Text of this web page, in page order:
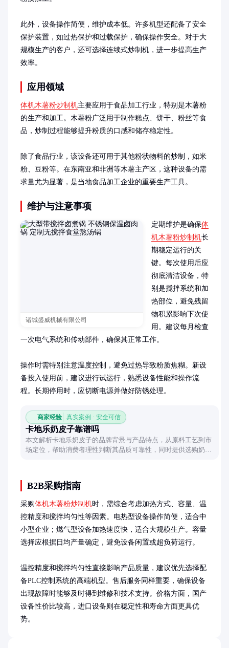
此外，设备操作简便，维护成本低。许多机型还配备了安全
保护装置，如过热保护和过载保护，确保操作安全。对于大
规模生产的客户，还可选择连续式炒制机，进一步提高生产
效率。
应用领域
体机木薯粉炒制机主要应用于食品加工行业，特别是木薯粉
的生产和加工。木薯粉广泛用于制作糕点、饼干、粉丝等食
品，炒制过程能够提升粉质的口感和储存稳定性。
除了食品行业，该设备还可用于其他粉状物料的炒制，如米
粉、豆粉等。在东南亚和非洲等木薯主产区，这种设备的需
求量尤为显著，是当地食品加工企业的重要生产工具。
维护与注意事项
诸城盛威机械有限公司
定期维护是确保体
机木薯粉炒制机长
期稳定运行的关
键。每次使用后应
彻底清洁设备，特
别是搅拌系统和加
热部位，避免残留
物积累影响下次使
用。建议每月检查
一次电气系统和传动部件，确保其正常工作。
操作时需特别注意温度控制，避免过热导致粉质焦糊。新设
备投入使用前，建议进行试运行，熟悉设备性能和操作流
程。长期停用时，应切断电源并做好防锈处理。
商家经验 真实案例 · 安全可信
卡地乐奶皮子靠谱吗
本文解析卡地乐奶皮子的品牌背景与产品特点，从原料工艺到市
场定位，帮助消费者理性判断其品质可靠性，同时提供选购奶制
B2B采购指南
采购体机木薯粉炒制机时，需综合考虑加热方式、容量、温
控精度和搅拌均匀性等因素。电热型设备操作简便，适合中
小型企业；燃气型设备加热速度快，适合大规模生产。容量
选择应根据日均产量确定，避免设备闲置或超负荷运行。
温控精度和搅拌均匀性直接影响产品质量，建议优先选择配
备PLC控制系统的高端机型。售后服务同样重要，确保设备
出现故障时能够及时得到维修和技术支持。价格方面，国产
设备性价比较高，进口设备则在稳定性和寿命方面更具优
势。